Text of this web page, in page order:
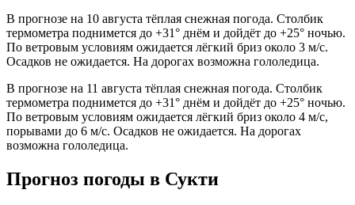
В прогнозе на 10 августа тёплая снежная погода. Столбик
термометра поднимется до +31° днём и дойдёт до +25° ночью.
По ветровым условиям ожидается лёгкий бриз около 3 м/с.
Осадков не ожидается. На дорогах возможна гололедица.
В прогнозе на 11 августа тёплая снежная погода. Столбик
термометра поднимется до +31° днём и дойдёт до +25° ночью.
По ветровым условиям ожидается лёгкий бриз около 4 м/с,
порывами до 6 м/с. Осадков не ожидается. На дорогах
возможна гололедица.
Прогноз погоды в Сукти